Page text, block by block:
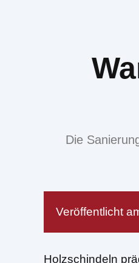
Die
Veröffentlicht
Holzschindeln